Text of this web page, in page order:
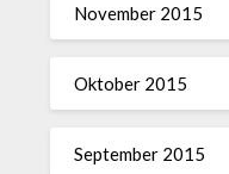
November 2015
Oktober 2015
September 2015